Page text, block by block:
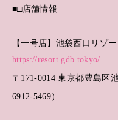
■□店舗情報
【一号店】池袋西口リゾー
https://resort.gdb.tokyo/
〒171-0014 東京都豊島区
6912-5469）